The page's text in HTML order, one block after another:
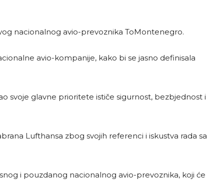
nacionalnog avio-prevoznika ToMontenegro.
avio-kompanije, kako bi se jasno definisala
svoje glavne prioritete ističe sigurnost, bezbjednost i
Lufthansa zbog svojih referenci i iskustva rada sa
i pouzdanog nacionalnog avio-prevoznika, koji će